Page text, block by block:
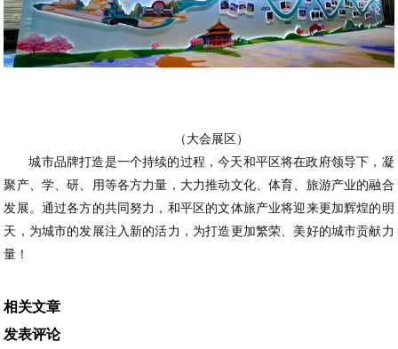
（大会展区）
城市品牌打造是一个持续的过程，今天和平区将在政府领导下，凝
聚产、学、研、用等各方力量，大力推动文化、体育、旅游产业的融合
发展。通过各方的共同努力，和平区的文体旅产业将迎来更加辉煌的明
天，为城市的发展注入新的活力，为打造更加繁荣、美好的城市贡献力
量！
相关文章
发表评论